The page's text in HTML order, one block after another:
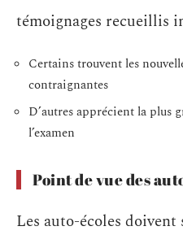
témoignages recueillis
Certains trouvent les
contraignantes
D’autres apprécient la plus
l’examen
Point de vue des
Les auto-écoles doivent